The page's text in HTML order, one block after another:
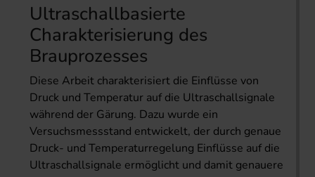
Ultraschallbasierte
Charakterisierung des
Brauprozesses
Diese Arbeit charakterisiert die Einflüsse von
Druck und Temperatur auf die Ultraschallsignale
während der Gärung. Dazu wurde ein
Versuchsmessstand entwickelt, der durch genaue
Druck- und Temperaturregelung Einflüsse auf die
Ultraschallsignale ermöglicht und damit genauere